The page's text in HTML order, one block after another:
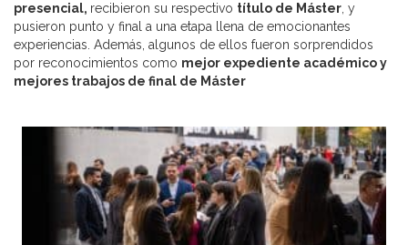
presencial, recibieron su respectivo título de Máster , y
pusieron punto y final a una etapa llena de emocionantes
experiencias. Además, algunos de ellos fueron sorprendidos
por reconocimientos como mejor expediente académico y
mejores trabajos de final de Máster